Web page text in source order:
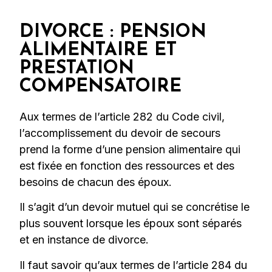
DIVORCE : PENSION
ALIMENTAIRE ET
PRESTATION
COMPENSATOIRE
Aux termes de l’article 282 du Code civil,
l’accomplissement du devoir de secours
prend la forme d’une pension alimentaire qui
est fixée en fonction des ressources et des
besoins de chacun des époux.
Il s’agit d’un devoir mutuel qui se concrétise le
plus souvent lorsque les époux sont séparés
et en instance de divorce.
Il faut savoir qu’aux termes de l’article 284 du